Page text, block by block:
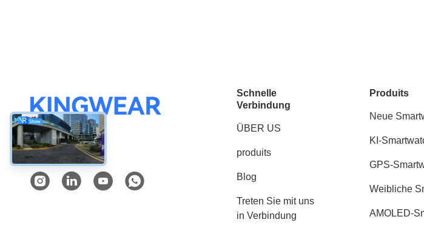
Soziale Medien
Schnelle
Verbindung
ÜBER US
produits
Blog
Treten Sie mit uns
in Verbindung
Produits
Neue
KI-
GPS-
Weibliche
AMOLED-